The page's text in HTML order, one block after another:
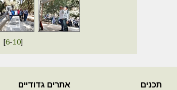
[6-10]
תכנים
אתרים גדודיים